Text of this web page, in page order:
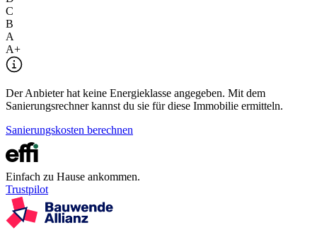
C
B
A
A+
Der Anbieter hat keine Energieklasse angegeben. Mit dem
Sanierungsrechner kannst du sie für diese Immobilie ermitteln.
Sanierungskosten berechnen
Einfach zu Hause ankommen.
Trustpilot